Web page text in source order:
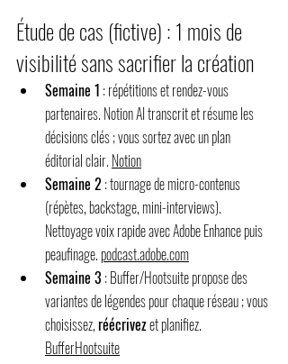
Étude de cas (fictive) : 1 mois de
visibilité sans sacrifier la création
Semaine 1 : répétitions et rendez-vous
partenaires. Notion AI transcrit et résume les
décisions clés ; vous sortez avec un plan
éditorial clair. Notion
Semaine 2 : tournage de micro-contenus
(répètes, backstage, mini-interviews).
Nettoyage voix rapide avec Adobe Enhance puis
peaufinage. podcast.adobe.com
Semaine 3 : Buffer/Hootsuite propose des
variantes de légendes pour chaque réseau ; vous
choisissez, réécrivez et planifiez.
BufferHootsuite